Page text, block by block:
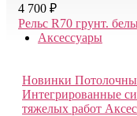
4 700 ₽
Рельс R70 грунт.
Аксессуары
Новинки
Интегрированные
тяжелых работ